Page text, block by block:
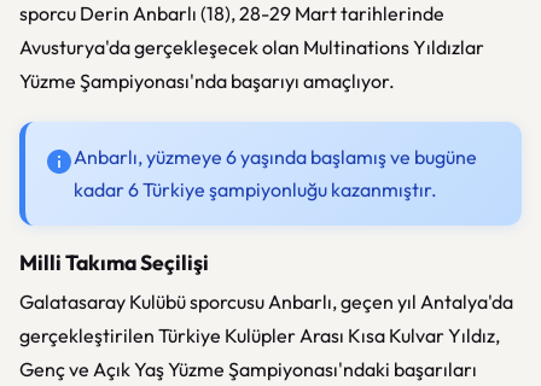
sporcu Derin Anbarlı (18), 28-29 Mart tarihlerinde
Avusturya'da gerçekleşecek olan Multinations Yıldızlar
Yüzme Şampiyonası'nda başarıyı amaçlıyor.
Anbarlı, yüzmeye 6 yaşında başlamış ve bugüne
kadar 6 Türkiye şampiyonluğu kazanmıştır.
Milli Takıma Seçilişi
Galatasaray Kulübü sporcusu Anbarlı, geçen yıl Antalya'da
gerçekleştirilen Türkiye Kulüpler Arası Kısa Kulvar Yıldız,
Genç ve Açık Yaş Yüzme Şampiyonası'ndaki başarıları